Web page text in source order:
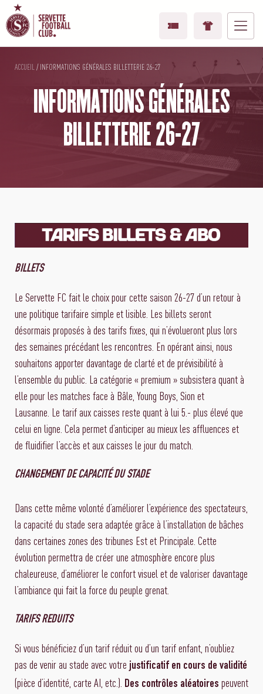
ACCUEIL /INFORMATIONS GÉNÉRALES BILLETTERIE 26-27
INFORMATIONS GÉNÉRALES
BILLETTERIE 26-27
BILLETS
Le Servette FC fait le choix pour cette saison 26-27 d’un retour à
une politique tarifaire simple et lisible. Les billets seront
désormais proposés à des tarifs fixes, qui n’évolueront plus lors
des semaines précédant les rencontres. En opérant ainsi, nous
souhaitons apporter davantage de clarté et de prévisibilité à
l’ensemble du public. La catégorie « premium » subsistera quant à
elle pour les matches face à Bâle, Young Boys, Sion et
Lausanne. Le tarif aux caisses reste quant à lui 5.- plus élevé que
celui en ligne. Cela permet d’anticiper au mieux les affluences et
de fluidifier l’accès et aux caisses le jour du match.
CHANGEMENT DE CAPACITÉ DU STADE
Dans cette même volonté d’améliorer l’expérience des spectateurs,
la capacité du stade sera adaptée grâce à l’installation de bâches
dans certaines zones des tribunes Est et Principale. Cette
évolution permettra de créer une atmosphère encore plus
chaleureuse, d’améliorer le confort visuel et de valoriser davantage
l’ambiance qui fait la force du peuple grenat.
TARIFS REDUITS
Si vous bénéficiez d’un tarif réduit ou d’un tarif enfant, n’oubliez
pas de venir au stade avec votre justificatif en cours de validité
(pièce d’identité, carte AI, etc.). Des contrôles aléatoires peuvent